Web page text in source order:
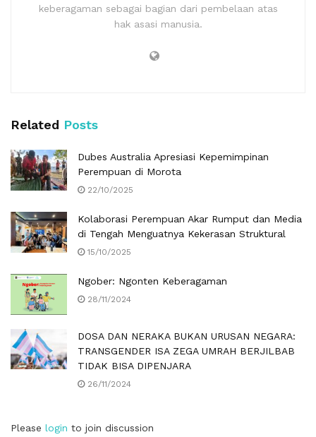
keberagaman sebagai bagian dari pembelaan atas
hak asasi manusia.
Related Posts
Dubes Australia Apresiasi Kepemimpinan
Perempuan di Morota
22/10/2025
Kolaborasi Perempuan Akar Rumput dan Media
di Tengah Menguatnya Kekerasan Struktural
15/10/2025
Ngober: Ngonten Keberagaman
28/11/2024
DOSA DAN NERAKA BUKAN URUSAN NEGARA:
TRANSGENDER ISA ZEGA UMRAH BERJILBAB
TIDAK BISA DIPENJARA
26/11/2024
Please login to join discussion